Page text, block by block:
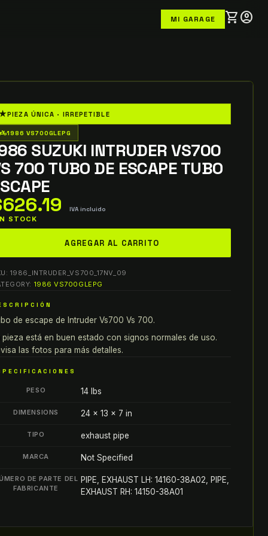
MI GARAGE shopping_cartaccount_circle
PIEZA ÚNICA · IRREPETIBLE
1986 VS700GLEPG
SUZUKI INTRUDER VS700
700 TUBO DE ESCAPE TUBO
626.19 IVA incluido
STOCK
AGREGAR AL CARRITO
1986_INTRUDER_VS700_17NV_09
1986 VS700GLEPG
de escape de Intruder Vs700 Vs 700.
pieza está en buen estado con signos normales de uso.
las fotos para más detalles.
PESO 14 lbs
DIMENSIONS 24 × 13 × 7 in
TIPO exhaust pipe
MARCA Not Specified
DE PARTE DEL
FABRICANTE
PIPE, EXHAUST LH: 14160-38A02, PIPE,
EXHAUST RH: 14150-38A01